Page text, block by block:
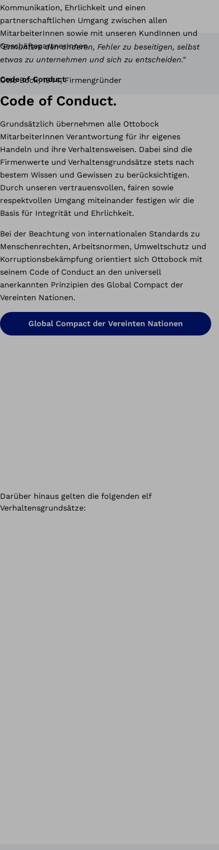
Kommunikation, Ehrlichkeit und einen
partnerschaftlichen Umgang zwischen allen
MitarbeiterInnen sowie mit unseren KundInnen und
GeschäftspartnerInnen.
"Ermuntere den anderen, Fehler zu beseitigen, selbst
etwas zu unternehmen und sich zu entscheiden."
Otto Bock, 1944, Firmengründer
Code of Conduct
Code of Conduct.
Grundsätzlich übernehmen alle Ottobock
MitarbeiterInnen Verantwortung für ihr eigenes
Handeln und ihre Verhaltensweisen. Dabei sind die
Firmenwerte und Verhaltensgrundsätze stets nach
bestem Wissen und Gewissen zu berücksichtigen.
Durch unseren vertrauensvollen, fairen sowie
respektvollen Umgang miteinander festigen wir die
Basis für Integrität und Ehrlichkeit.
Bei der Beachtung von internationalen Standards zu
Menschenrechten, Arbeitsnormen, Umweltschutz und
Korruptionsbekämpfung orientiert sich Ottobock mit
seinem Code of Conduct an den universell
anerkannten Prinzipien des Global Compact der
Vereinten Nationen.
Global Compact der Vereinten Nationen
Darüber hinaus gelten die folgenden elf
Verhaltensgrundsätze: